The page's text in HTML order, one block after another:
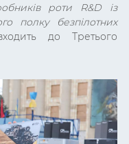
роти R&D із
полку безпілотних
до Третього